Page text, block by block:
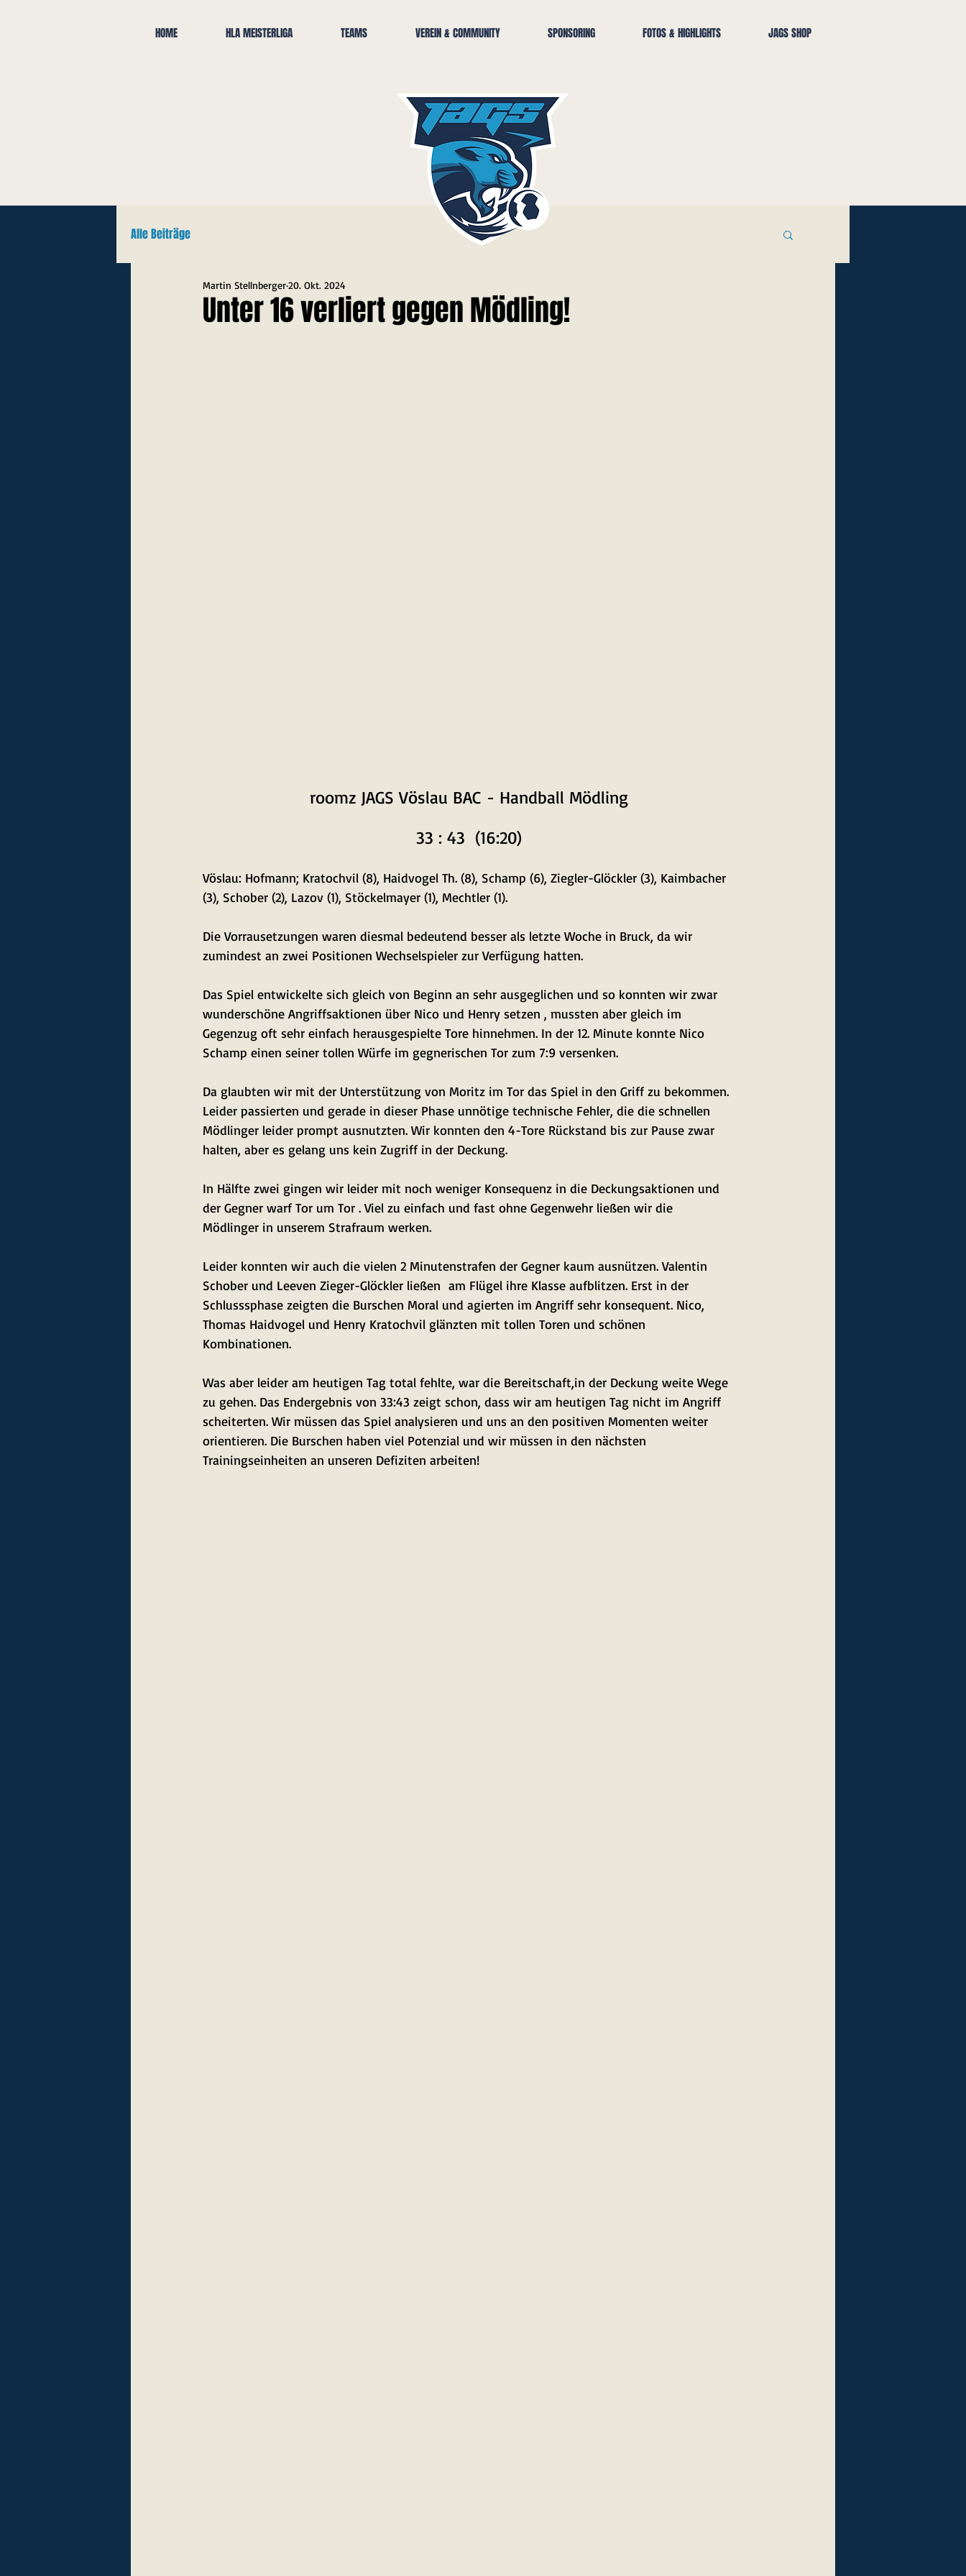
HOME HLA MEISTERLIGA TEAMS VEREIN & COMMUNITY SPONSORING FOTOS & HIGHLIGHTS JAGS SHOP
Alle Beiträge
Unter 16 verliert gegen Mödling!
Martin Stellnberger20. Okt. 2024
roomz JAGS Vöslau BAC - Handball Mödling
33 : 43  (16:20)
Vöslau: Hofmann; Kratochvil (8), Haidvogel Th. (8), Schamp (6), Ziegler-Glöckler (3), Kaimbacher
(3), Schober (2), Lazov (1), Stöckelmayer (1), Mechtler (1).
Die Vorrausetzungen waren diesmal bedeutend besser als letzte Woche in Bruck, da wir
zumindest an zwei Positionen Wechselspieler zur Verfügung hatten.
Das Spiel entwickelte sich gleich von Beginn an sehr ausgeglichen und so konnten wir zwar
wunderschöne Angriffsaktionen über Nico und Henry setzen , mussten aber gleich im
Gegenzug oft sehr einfach herausgespielte Tore hinnehmen. In der 12. Minute konnte Nico
Schamp einen seiner tollen Würfe im gegnerischen Tor zum 7:9 versenken.
Da glaubten wir mit der Unterstützung von Moritz im Tor das Spiel in den Griff zu bekommen.
Leider passierten und gerade in dieser Phase unnötige technische Fehler, die die schnellen
Mödlinger leider prompt ausnutzten. Wir konnten den 4-Tore Rückstand bis zur Pause zwar
halten, aber es gelang uns kein Zugriff in der Deckung.
In Hälfte zwei gingen wir leider mit noch weniger Konsequenz in die Deckungsaktionen und
der Gegner warf Tor um Tor . Viel zu einfach und fast ohne Gegenwehr ließen wir die
Mödlinger in unserem Strafraum werken.
Leider konnten wir auch die vielen 2 Minutenstrafen der Gegner kaum ausnützen. Valentin
Schober und Leeven Zieger-Glöckler ließen  am Flügel ihre Klasse aufblitzen. Erst in der
Schlusssphase zeigten die Burschen Moral und agierten im Angriff sehr konsequent. Nico,
Thomas Haidvogel und Henry Kratochvil glänzten mit tollen Toren und schönen
Kombinationen.
Was aber leider am heutigen Tag total fehlte, war die Bereitschaft,in der Deckung weite Wege
zu gehen. Das Endergebnis von 33:43 zeigt schon, dass wir am heutigen Tag nicht im Angriff
scheiterten. Wir müssen das Spiel analysieren und uns an den positiven Momenten weiter
orientieren. Die Burschen haben viel Potenzial und wir müssen in den nächsten
Trainingseinheiten an unseren Defiziten arbeiten!